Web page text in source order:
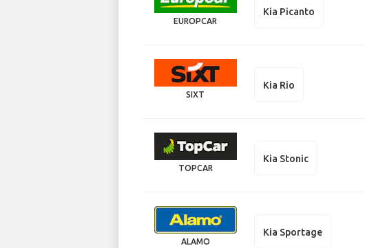
EUROPCAR
Kia Picanto
SIXT
Kia Rio
TOPCAR
Kia Stonic
ALAMO
Kia Sportage